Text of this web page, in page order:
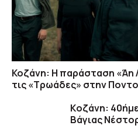
Κοζάνη: Η παράσταση «Άη
τις «Τρωάδες» στην
Kοζάνη:
Βάγιας